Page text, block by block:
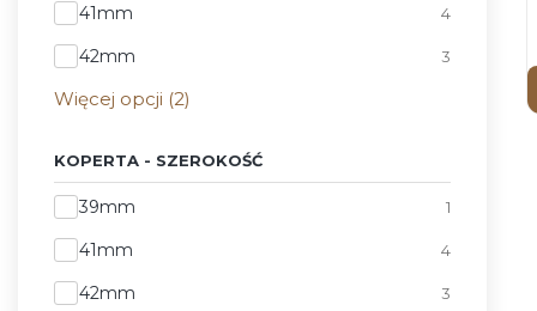
41mm 4
42mm 3
Więcej opcji (2)
KOPERTA - SZEROKOŚĆ
Koperta - Szerokość
39mm 1
41mm 4
42mm 3